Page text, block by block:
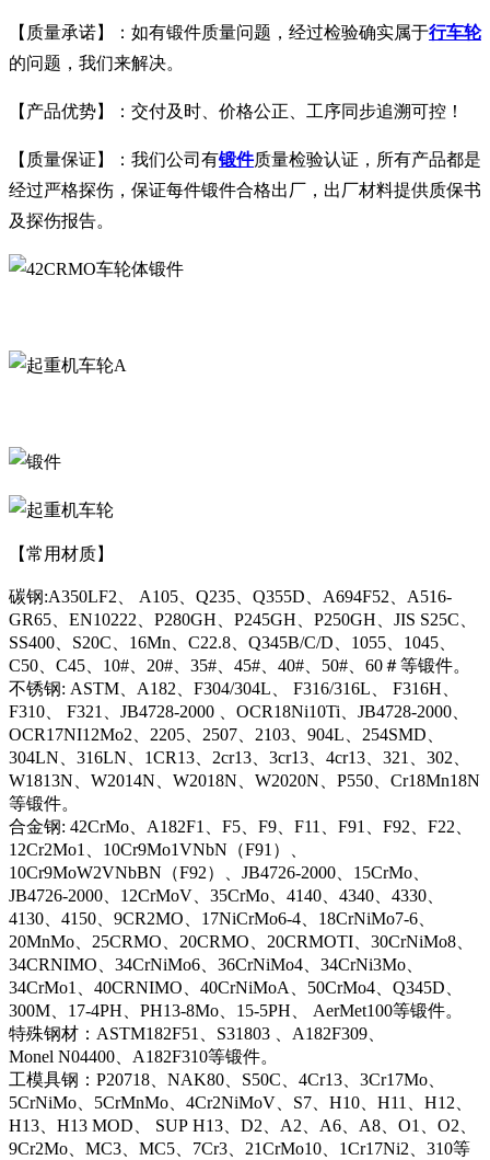
【质量承诺】：如有锻件质量问题，经过检验确实属于行车轮
的问题，我们来解决。
【产品优势】：交付及时、价格公正、工序同步追溯可控！
【质量保证】：我们公司有锻件质量检验认证，所有产品都是
经过严格探伤，保证每件锻件合格出厂，出厂材料提供质保书
及探伤报告。
A
【常用材质】
碳钢:A350LF2、 A105、Q235、Q355D、A694F52、A516-
GR65、EN10222、P280GH、P245GH、P250GH、JIS S25C、
SS400、S20C、16Mn、C22.8、Q345B/C/D、1055、1045、
C50、C45、10#、20#、35#、45#、40#、50#、60＃等锻件。
不锈钢: ASTM、A182、F304/304L、 F316/316L、 F316H、
F310、 F321、JB4728-2000 、OCR18Ni10Ti、JB4728-2000、
OCR17NI12Mo2、2205、2507、2103、904L、254SMD、
304LN、316LN、1CR13、2cr13、3cr13、4cr13、321、302、
W1813N、W2014N、W2018N、W2020N、P550、Cr18Mn18N
等锻件。
合金钢: 42CrMo、A182F1、F5、F9、F11、F91、F92、F22、
12Cr2Mo1、10Cr9Mo1VNbN（F91）、
10Cr9MoW2VNbBN（F92）、JB4726-2000、15CrMo、
JB4726-2000、12CrMoV、35CrMo、4140、4340、4330、
4130、4150、9CR2MO、17NiCrMo6-4、18CrNiMo7-6、
20MnMo、25CRMO、20CRMO、20CRMOTI、30CrNiMo8、
34CRNIMO、34CrNiMo6、36CrNiMo4、34CrNi3Mo、
34CrMo1、40CRNIMO、40CrNiMoA、50CrMo4、Q345D、
300M、17-4PH、PH13-8Mo、15-5PH、 AerMet100等锻件。
特殊钢材：ASTM182F51、S31803 、A182F309、
Monel N04400、A182F310等锻件。
工模具钢：P20718、NAK80、S50C、4Cr13、3Cr17Mo、
5CrNiMo、5CrMnMo、4Cr2NiMoV、S7、H10、H11、H12、
H13、H13 MOD、 SUP H13、D2、A2、A6、A8、O1、O2、
9Cr2Mo、MC3、MC5、7Cr3、21CrMo10、1Cr17Ni2、310等